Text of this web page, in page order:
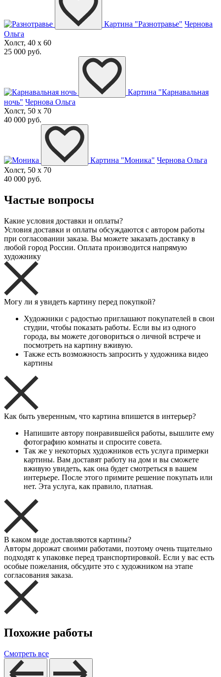
Картина "Разнотравье" Чернова
Ольга
Холст, 40 x 60
25 000 руб.
Картина "Карнавальная
ночь" Чернова Ольга
Холст, 50 x 70
40 000 руб.
Картина "Моника" Чернова Ольга
Холст, 50 x 70
40 000 руб.
Частые вопросы
Какие условия доставки и оплаты?
Условия доставки и оплаты обсуждаются с автором работы
при согласовании заказа. Вы можете заказать доставку в
любой город России. Оплата производится напрямую
художнику
Могу ли я увидеть картину перед покупкой?
Художники с радостью приглашают покупателей в свои
студии, чтобы показать работы. Если вы из одного
города, вы можете договориться о личной встрече и
посмотреть на картину вживую.
Также есть возможность запросить у художника видео
картины
Как быть уверенным, что картина впишется в интерьер?
Напишите автору понравившейся работы, вышлите ему
фотографию комнаты и спросите совета.
Так же у некоторых художников есть услуга примерки
картины. Вам доставят работу на дом и вы сможете
вживую увидеть, как она будет смотреться в вашем
интерьере. После этого примите решение покупать или
нет. Эта услуга, как правило, платная.
В каком виде доставляются картины?
Авторы дорожат своими работами, поэтому очень тщательно
подходят к упаковке перед транспортировкой. Если у вас есть
особые пожелания, обсудите это с художником на этапе
согласования заказа.
Похожие работы
Смотреть все